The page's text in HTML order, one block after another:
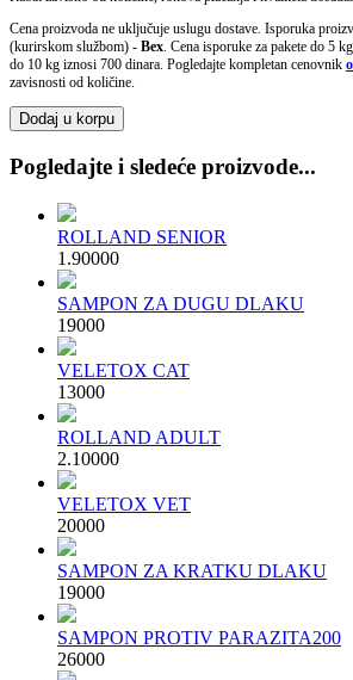
Cena proizvoda ne uključuje uslugu dostave. Isporuka
(kurirskom službom) - Bex. Cena isporuke za pakete do 5
do 10 kg iznosi 700 dinara. Pogledajte kompletan cenovnik
zavisnosti od količine.
Dodaj u korpu
Pogledajte i sledeće proizvode...
ROLLAND SENIOR
1.90000
SAMPON ZA DUGU DLAKU
19000
VELETOX CAT
13000
ROLLAND ADULT
2.10000
VELETOX VET
20000
SAMPON ZA KRATKU DLAKU
19000
SAMPON PROTIV PARAZITA200
26000